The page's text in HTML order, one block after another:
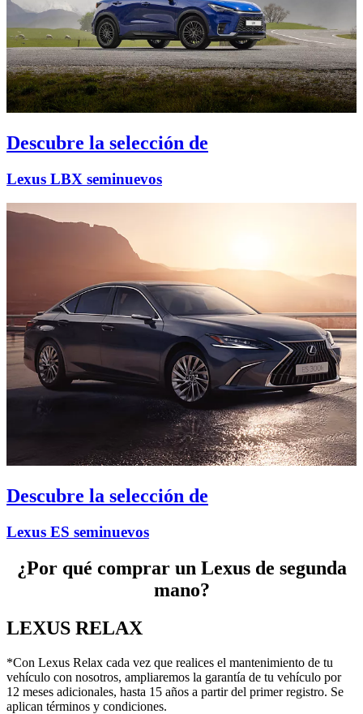
Descubre la selección de
Lexus LBX seminuevos
Descubre la selección de
Lexus ES seminuevos
¿Por qué comprar un Lexus de segunda
mano?
LEXUS RELAX
*Con Lexus Relax cada vez que realices el mantenimiento de tu
vehículo con nosotros, ampliaremos la garantía de tu vehículo por
12 meses adicionales, hasta 15 años a partir del primer registro. Se
aplican términos y condiciones.